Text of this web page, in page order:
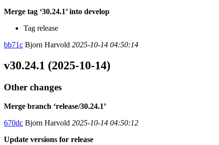
Merge tag ‘30.24.1’ into develop
Tag release
bb71c Bjorn Harvold 2025-10-14 04:50:14
v30.24.1 (2025-10-14)
Other changes
Merge branch ‘release/30.24.1’
670dc Bjorn Harvold 2025-10-14 04:50:12
Update versions for release